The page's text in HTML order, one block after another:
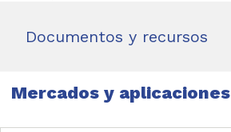
Documentos y recursos
Mercados y aplicaciones